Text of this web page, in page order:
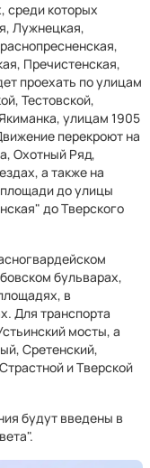
среди которых
Лужнецкая,
Пречистенская,
проехать по улицам
Тестовской,
улицам 1905
перекроют на
Охотный Ряд,
а также на
до улицы
до Тверского
бульварах,
в
Для транспорта
мосты, а
Сретенский,
и Тверской
будут введены в